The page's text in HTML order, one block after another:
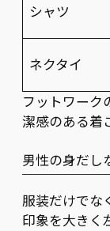
シャツ
ネクタイ
フットワーク
潔感のある着
男性の身だし
服装だけでな
印象を大きく